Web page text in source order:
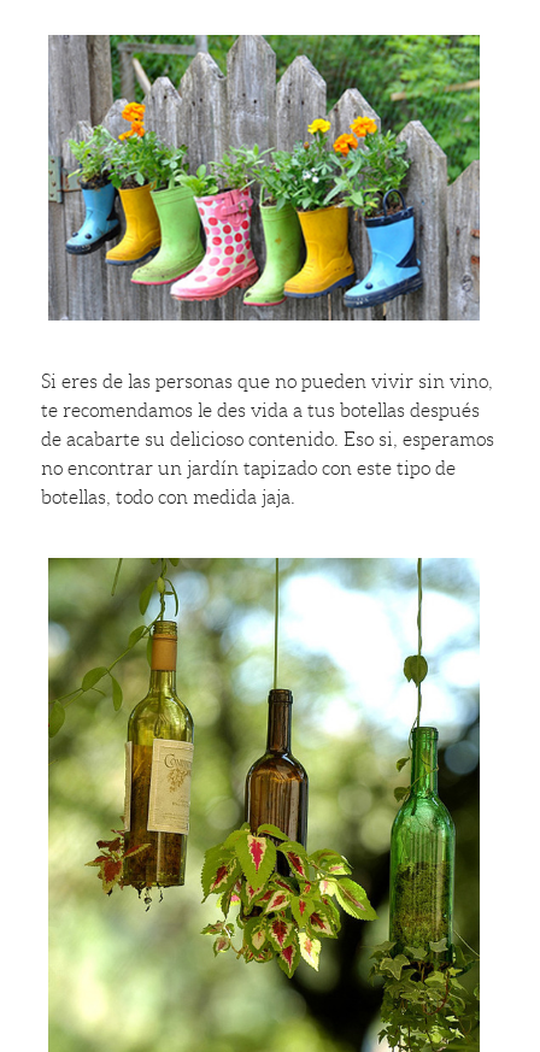
Si eres de las personas que no pueden vivir sin vino,
te recomendamos le des vida a tus botellas después
de acabarte su delicioso contenido. Eso si, esperamos
no encontrar un jardín tapizado con este tipo de
botellas, todo con medida jaja.